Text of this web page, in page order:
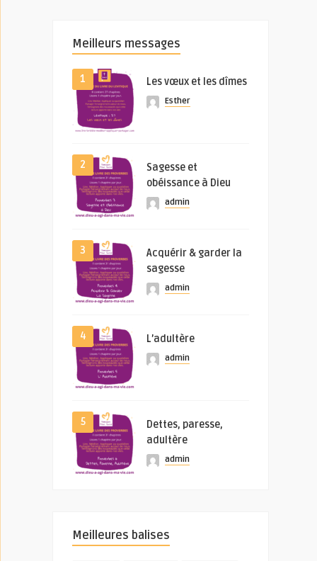
Meilleurs messages
1 Les vœux et les dîmes
Esther
2
Sagesse et
obéissance à Dieu
admin
3
Acquérir & garder la
sagesse
admin
4 L’adultère
admin
5
Dettes, paresse,
adultère
admin
Meilleures balises